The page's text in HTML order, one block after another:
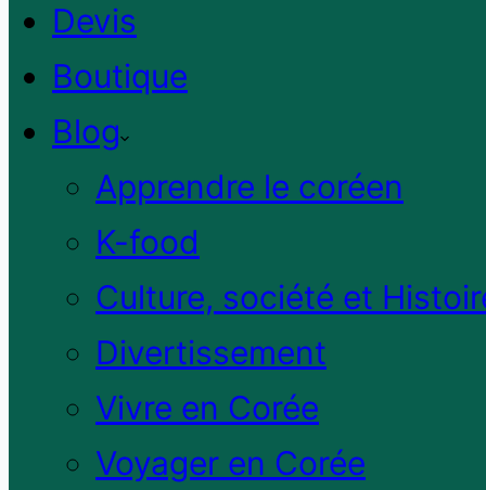
Devis
Boutique
Blog
Apprendre le coréen
K-food
Culture, société et
Divertissement
Vivre en Corée
Voyager en Corée